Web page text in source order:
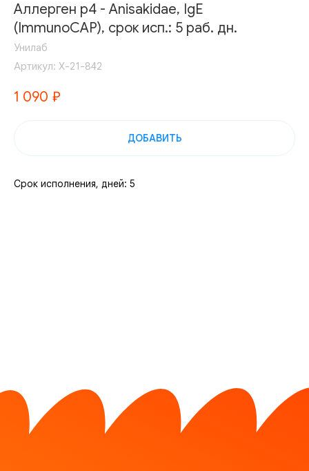
Аллерген p4 - Anisakidae, IgE
(ImmunoCAP), срок исп.: 5 раб. дн.
Унилаб
Артикул: Х-21-842
1 090 ₽
ДОБАВИТЬ
Срок исполнения, дней: 5